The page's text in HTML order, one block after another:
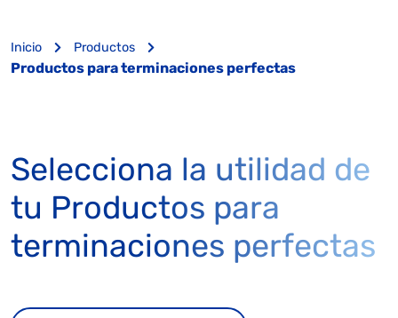
Inicio Productos
Productos para terminaciones perfectas
Selecciona la utilidad de
tu Productos para
terminaciones perfectas